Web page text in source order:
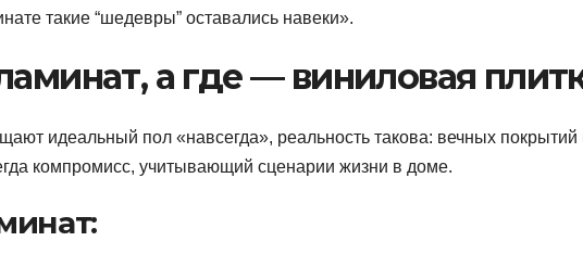
такие “шедевры” оставались навеки».
а где — виниловая
идеальный пол «навсегда», реальность такова: вечных покрытий
компромисс, учитывающий сценарии жизни в доме.